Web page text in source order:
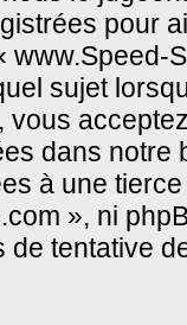
pour
www.Speed-
sujet
vous
dans notre
à une
», ni
de tentative